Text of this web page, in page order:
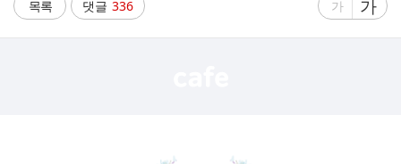
간
목록 댓글 336
글
가
글
자
가